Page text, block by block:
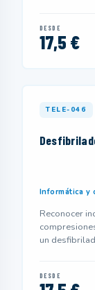
DESDE
17,5 €
TELE-046
Informática y
Reconocer
un
DESDE